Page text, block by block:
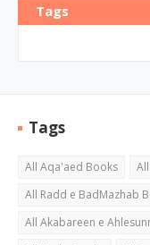
Tags
Tags
All Aqa'aed Books
All Radd e BadMazhab
All Akabareen e